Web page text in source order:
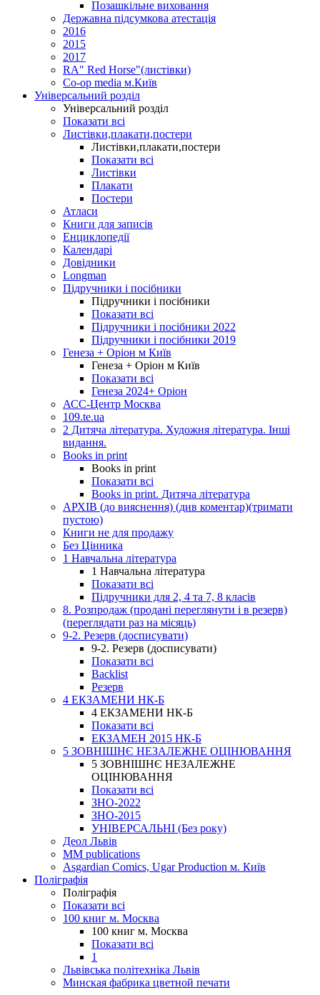
Позашкільне виховання
Державна підсумкова атестація
2016
2015
2017
RA" Red Horse"(листівки)
Co-op media м.Київ
Універсальний розділ
Універсальний розділ
Показати всі
Листівки,плакати,постери
Листівки,плакати,постери
Показати всі
Листівки
Плакати
Постери
Атласи
Книги для записів
Енциклопедії
Календарі
Довідники
Longman
Підручники і посібники
Підручники і посібники
Показати всі
Підручники і посібники 2022
Підручники і посібники 2019
Генеза + Оріон м Київ
Генеза + Оріон м Київ
Показати всі
Генеза 2024+ Оріон
АСС-Центр Москва
109.te.ua
2 Дитяча література. Художня література. Інші
видання.
Books in print
Books in print
Показати всі
Books in print. Дитяча література
АРХІВ (до вияснення) (див коментар)(тримати
пустою)
Книги не для продажу
Без Цінника
1 Навчальна література
1 Навчальна література
Показати всі
Підручники для 2, 4 та 7, 8 класів
8. Розпродаж (продані переглянути і в резерв)
(переглядати раз на місяць)
9-2. Резерв (досписувати)
9-2. Резерв (досписувати)
Показати всі
Backlist
Резерв
4 ЕКЗАМЕНИ НК-Б
4 ЕКЗАМЕНИ НК-Б
Показати всі
ЕКЗАМЕН 2015 НК-Б
5 ЗОВНІШНЄ НЕЗАЛЕЖНЕ ОЦІНЮВАННЯ
5 ЗОВНІШНЄ НЕЗАЛЕЖНЕ
ОЦІНЮВАННЯ
Показати всі
ЗНО-2022
ЗНО-2015
УНІВЕРСАЛЬНІ (Без року)
Деол Львів
MM publications
Asgardian Comics, Ugar Production м. Київ
Поліграфія
Поліграфія
Показати всі
100 книг м. Москва
100 книг м. Москва
Показати всі
1
Львівська політехніка Львів
Минская фабрика цветной печати